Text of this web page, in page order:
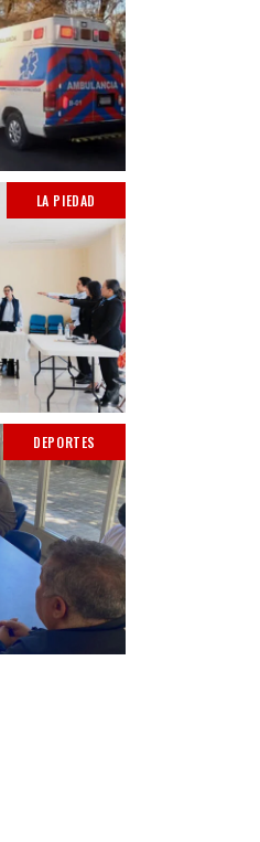
LA PIEDAD
DEPORTES